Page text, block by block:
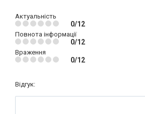
Актуальність
0/12
Повнота інформації
0/12
Враження
0/12
Відгук: